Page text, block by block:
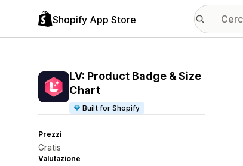
Shopify App Store
LV: Product Badge & Size
Chart
Built for Shopify
Prezzi
Gratis
Valutazione